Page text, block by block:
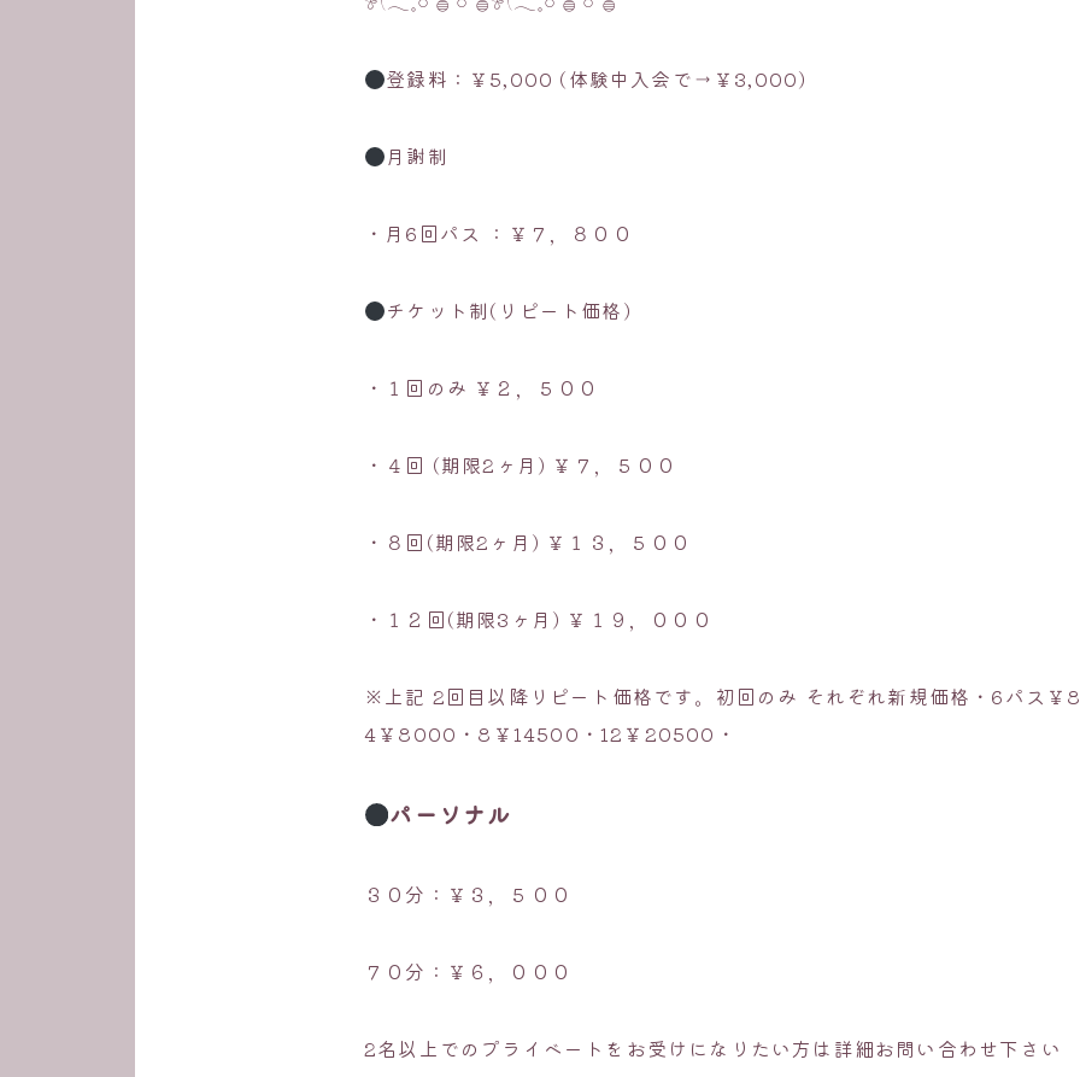
登録料：￥5,000 (体験中入会で→￥3,000)
月謝制
・月6回パス ：￥７，８００
チケット制(リピート価格)
・１回のみ ￥２，５００
・４回 (期限2ヶ月) ￥７，５００
・８回(期限2ヶ月) ￥１３，５００
・１２回(期限3ヶ月) ￥１９，０００
※上記 2回目以降リピート価格です。初回のみ それぞれ新規価格・6パス
4￥8000・8￥14500・12￥20500・
パーソナル
３０分：￥３，５００
７０分：￥６，０００
2名以上でのプライベートをお受けになりたい方は詳細お問い合わせ下さい